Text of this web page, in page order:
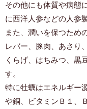
その他にも体質や病態
に西洋人参などの人参
また、潤いを保つため
レバー、豚肉、あさり
くらげ、はちみつ、黒
す。
特に牡蠣はエネルギー
や銅、ビタミンＢ１、